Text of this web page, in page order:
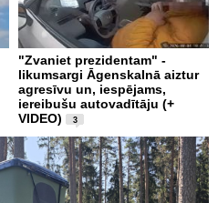
"Zvaniet prezidentam" -
likumsargi Āgenskalnā aiztur
agresīvu un, iespējams,
iereibušu autovadītāju (+
VIDEO)
3